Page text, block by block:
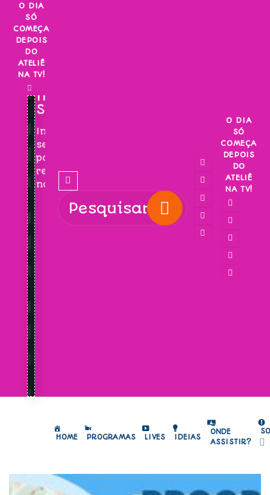
Skip
content
O DIA
SÓ
COMEÇA
DEPOIS
DO
ATELIÊ
NA TV!
INSCREVA-
SE!
Inscreva-
se
para
receber
novidades!
O DIA
SÓ
COMEÇA
DEPOIS
DO
ATELIÊ
NA TV!
HOME PROGRAMAS LIVES IDEIAS
ONDE
ASSISTIR?